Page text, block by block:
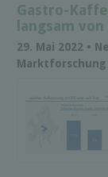
Gastro-
langsam
29. Mai 2022 •